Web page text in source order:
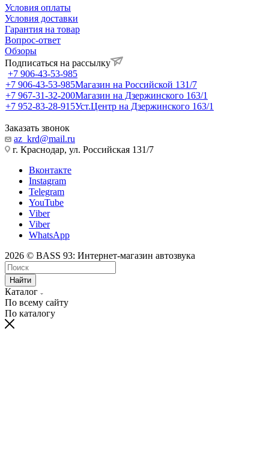
Условия оплаты
Условия доставки
Гарантия на товар
Вопрос-ответ
Обзоры
Подписаться на рассылку
+7 906-43-53-985
+7 906-43-53-985Магазин на Российской 131/7
+7 967-31-32-200Магазин на Дзержинского 163/1
+7 952-83-28-915Уст.Центр на Дзержинского 163/1
Заказать звонок
az_krd@mail.ru
г. Краснодар, ул. Российская 131/7
Вконтакте
Instagram
Telegram
YouTube
Viber
Viber
WhatsApp
2026 © BASS 93: Интернет-магазин автозвука
Найти
Каталог
По всему сайту
По каталогу